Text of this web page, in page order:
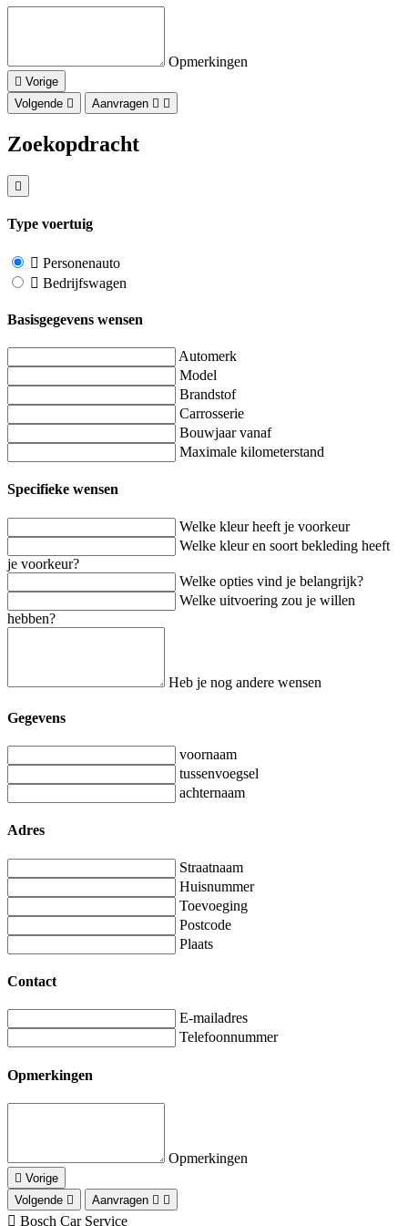
Opmerkingen
Vorige
Volgende
Aanvragen
Zoekopdracht
Type voertuig
Personenauto
Bedrijfswagen
Basisgegevens wensen
Automerk
Model
Brandstof
Carrosserie
Bouwjaar vanaf
Maximale kilometerstand
Specifieke wensen
Welke kleur heeft je voorkeur
Welke kleur en soort bekleding heeft
je voorkeur?
Welke opties vind je belangrijk?
Welke uitvoering zou je willen
hebben?
Heb je nog andere wensen
Gegevens
voornaam
tussenvoegsel
achternaam
Adres
Straatnaam
Huisnummer
Toevoeging
Postcode
Plaats
Contact
E-mailadres
Telefoonnummer
Opmerkingen
Opmerkingen
Vorige
Volgende
Aanvragen
Bosch Car Service